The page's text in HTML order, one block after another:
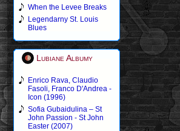
When the Levee Breaks
Legendarny St. Louis
Blues
Lubiane Albumy
Enrico Rava, Claudio
Fasoli, Franco D'Andrea -
Icon (1996)
Sofia Gubaidulina – St
John Passion - St John
Easter (2007)